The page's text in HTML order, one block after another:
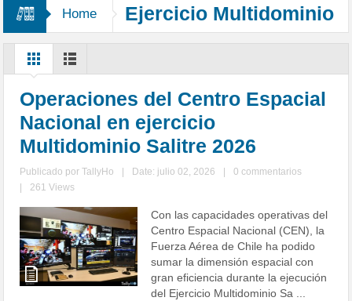
Home Ejercicio Multidominio
Operaciones del Centro Espacial
Nacional en ejercicio
Multidominio Salitre 2026
Publicado porTallyHo Date: julio 02, 2026
0 commentarios
261 Views
Con las capacidades operativas del
Centro Espacial Nacional (CEN), la
Fuerza Aérea de Chile ha podido
sumar la dimensión espacial con
gran eficiencia durante la ejecución
del Ejercicio Multidominio Sa ...